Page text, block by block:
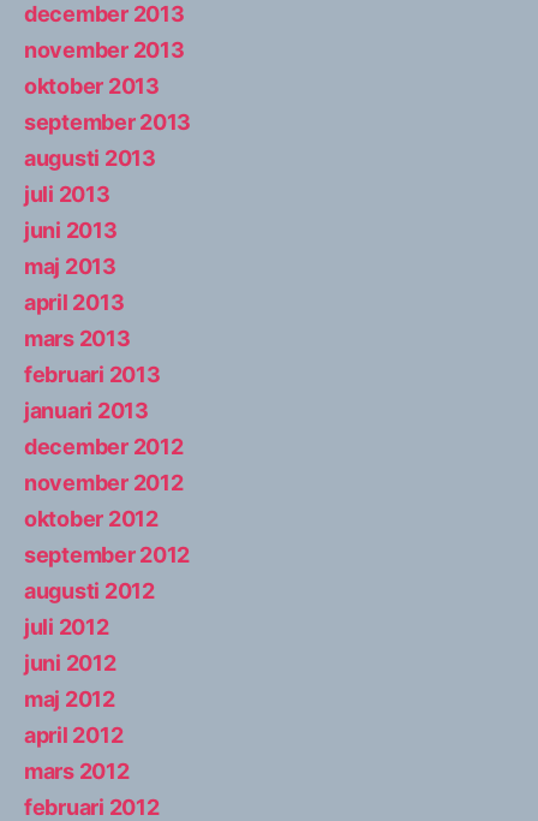
december 2013
november 2013
oktober 2013
september 2013
augusti 2013
juli 2013
juni 2013
maj 2013
april 2013
mars 2013
februari 2013
januari 2013
december 2012
november 2012
oktober 2012
september 2012
augusti 2012
juli 2012
juni 2012
maj 2012
april 2012
mars 2012
februari 2012